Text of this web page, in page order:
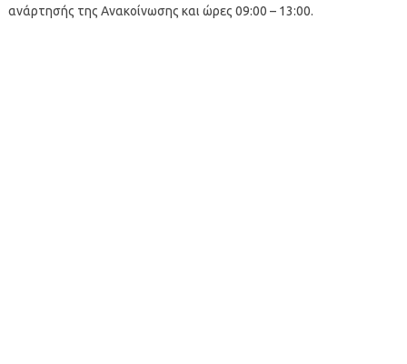
ανάρτησής της Ανακοίνωσης και ώρες 09:00 – 13:00.